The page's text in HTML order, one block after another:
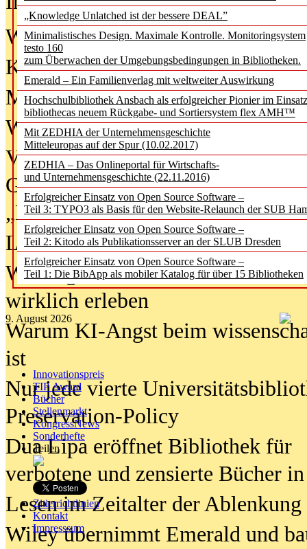
„Knowledge Unlatched ist der bessere DEAL”
Minimalistisches Design. Maximale Kontrolle. Monitoringsystem
testo 160
zum Überwachen der Umgebungsbedingungen in Bibliotheken.
Emerald – Ein Familienverlag mit weltweiter Auswirkung
Hochschulbibliothek Ansbach als erfolgreicher Pionier im
bibliothecas neuem Rückgabe- und Sortiersystem flex AMH™
Mit ZEDHIA der Unternehmensgeschichte
Mitteleuropas auf der Spur (10.02.2017)
ZEDHIA – Das Onlineportal für Wirtschafts-
und Unternehmensgeschichte (22.11.2016)
Erfolgreicher Einsatz von Open Source Software –
Teil 3: TYPO3 als Basis für den Website-Relaunch der SUB
Erfolgreicher Einsatz von Open Source Software –
Teil 2: Kitodo als Publikationsserver an der SLUB Dresden
Erfolgreicher Einsatz von Open Source Software –
Teil 1: Die BibApp als mobiler Katalog für über 15 Bibliotheken
9. August 2026
Innovationspreis
TIP Award
Bücher
Stellenmarkt
KongressNews
Sonderhefte
Teilen
Zitierrichtlinien
Kontakt
Impresssum
Was Hochschul­bibliotheken von
Kinder in der digitalen Welt
Metadaten als Infrastruktur
Wenn Bots katalogisieren
Von Abschlusskleidern bis
Geisterjagd-Ausrüstung in der
„Library of Things“ unterwegs
Lesen als Infrastrukturaufgabe
Wie Jugendliche Social Media
wirklich erleben
Warum KI-Angst beim
ist
Nur jede vierte
Preservation-Policy
Dua Lipa eröffnet Bibliothek für
verbotene und zensierte Bücher
Lesen im Zeitalter der Ablenkung
Wiley übernimmt Emerald und